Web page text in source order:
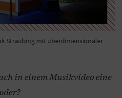
Straubing mit überdimensionaler
in einem Musikvideo eine